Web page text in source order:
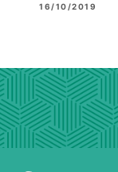
16/10/2019